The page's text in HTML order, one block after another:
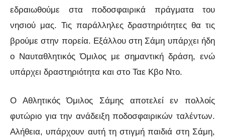
εδραιωθούμε στα ποδοσφαιρικά πράγματα του
νησιού μας. Τις παράλληλες δραστηριότητες θα τις
βρούμε στην πορεία. Εξάλλου στη Σάμη υπάρχει ήδη
ο Ναυταθλητικός Όμιλος με σημαντική δράση, ενώ
υπάρχει δραστηριότητα και στο Ταε Κβο Ντο.
Ο Αθλητικός Όμιλος Σάμης αποτελεί εν πολλοίς
φυτώριο για την ανάδειξη ποδοσφαιρικών ταλέντων.
Αλήθεια, υπάρχουν αυτή τη στιγμή παιδιά στη Σάμη,